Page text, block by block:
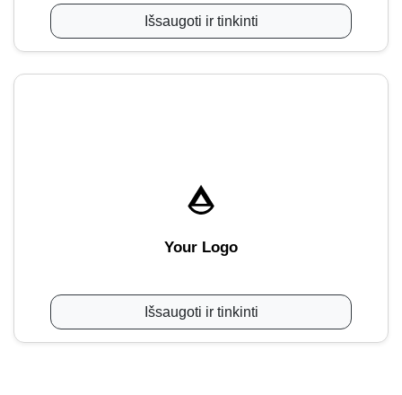
Išsaugoti ir tinkinti
Your Logo
Išsaugoti ir tinkinti